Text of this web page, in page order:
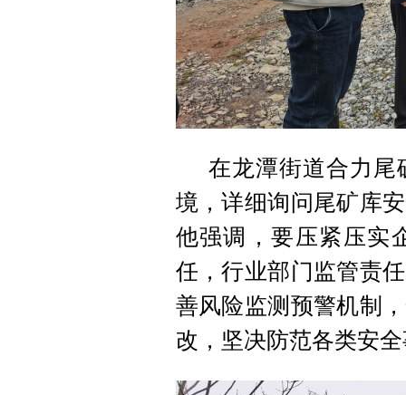
在龙潭街道合力尾
境，详细询问尾矿库
他强调，要压紧压实
任，行业部门监管责
善风险监测预警机制
改，坚决防范各类安